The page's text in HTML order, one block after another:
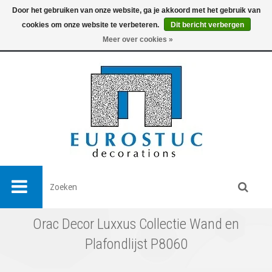
0
Orac Decor Luxxus Collectie Wand en
Plafondlijst P8060
Door het gebruiken van onze website, ga je akkoord met het gebruik van
cookies om onze website te verbeteren.
Dit bericht verbergen
Meer over cookies »